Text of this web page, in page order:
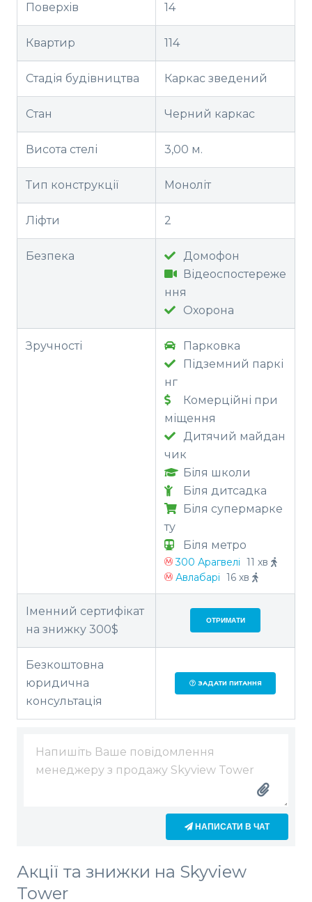
Поверхів 14
Квартир 114
Стадія будівництва Каркас зведений
Стан Черний каркас
Висота стелі 3,00 м.
Тип конструкції Моноліт
Ліфти 2
Безпека
Домофон
Відеоспостереже
ння
Охорона
Зручності
Парковка
Підземний паркі
нг
Комерційні при
міщення
Дитячий майдан
чик
Біля школи
Біля дитсадка
Біля супермарке
ту
Біля метро
300 Арагвелі 11 хв
Авлабарі 16 хв
Іменний сертифікат
на знижку 300$
ОТРИМАТИ
Безкоштовна
юридична
консультація
ЗАДАТИ ПИТАННЯ
НАПИСАТИ В ЧАТ
Акції та знижки на Skyview
Tower